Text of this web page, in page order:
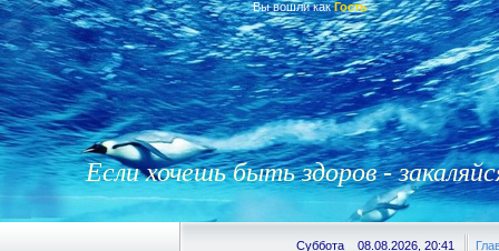
Вы вошли как Гость
Если хочешь быть здоров -
Суббота 08.08.2026, 20:41